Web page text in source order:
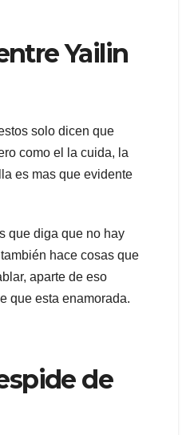
Yailin
solo dicen que
como el la cuida, la
es mas que evidente
que diga que no hay
hace cosas que
aparte de eso
que esta enamorada.
de